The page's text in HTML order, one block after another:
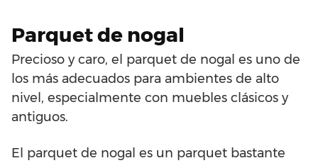
Parquet de nogal
Precioso y caro, el parquet de nogal es uno de
los más adecuados para ambientes de alto
nivel, especialmente con muebles clásicos y
antiguos.
El parquet de nogal es un parquet bastante